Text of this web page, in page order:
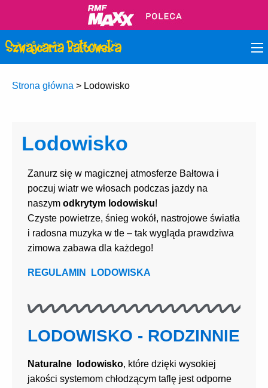
Strona główna > Lodowisko
Lodowisko
Zanurz się w magicznej atmosferze Bałtowa i
poczuj wiatr we włosach podczas jazdy na
naszym odkrytym lodowisku!
Czyste powietrze, śnieg wokół, nastrojowe światła
i radosna muzyka w tle – tak wygląda prawdziwa
zimowa zabawa dla każdego!
REGULAMIN LODOWISKA
LODOWISKO - RODZINNIE
Naturalne lodowisko, które dzięki wysokiej
jakości systemom chłodzącym taflę jest odporne